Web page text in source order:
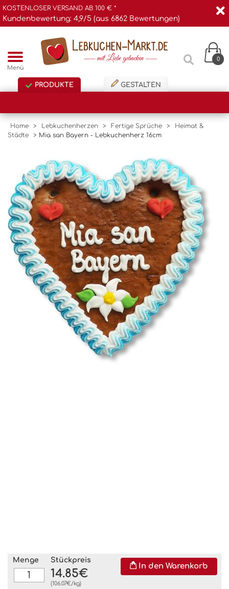
KOSTENLOSER VERSAND AB 100 € *
Kundenbewertung: 4,9/5 (aus 6862 Bewertungen)
Menü
0
PRODUKTE GESTALTEN
Home > Lebkuchenherzen > Fertige Sprüche >
Heimat &
Städte
> Mia san Bayern - Lebkuchenherz 16cm
Menge Stückpreis
14.85€
(106.07€/kg)
In den Warenkorb